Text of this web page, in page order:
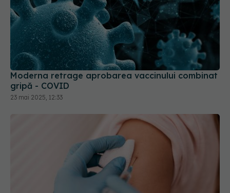
Moderna retrage aprobarea vaccinului combinat
gripă - COVID
23 mai 2025, 12:33